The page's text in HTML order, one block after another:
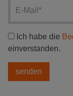
Ich habe die
einverstanden.